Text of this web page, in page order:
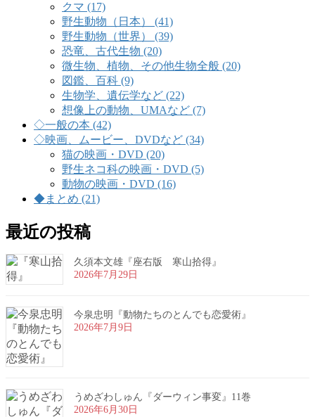
クマ (17)
野生動物（日本） (41)
野生動物（世界） (39)
恐竜、古代生物 (20)
微生物、植物、その他生物全般 (20)
図鑑、百科 (9)
生物学、遺伝学など (22)
想像上の動物、UMAなど (7)
◇一般の本 (42)
◇映画、ムービー、DVDなど (34)
猫の映画・DVD (20)
野生ネコ科の映画・DVD (5)
動物の映画・DVD (16)
◆まとめ (21)
最近の投稿
久須本文雄『座右版 寒山拾得』
2026年7月29日
今泉忠明『動物たちのとんでも恋愛術』
2026年7月9日
うめざわしゅん『ダーウィン事変』11巻
2026年6月30日